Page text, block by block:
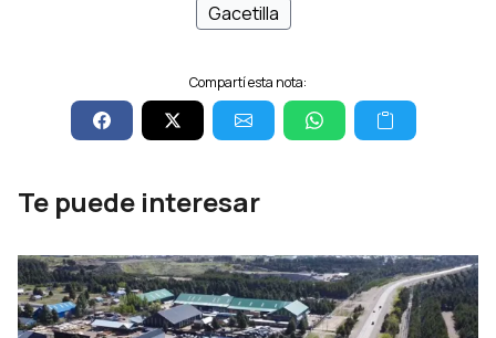
Gacetilla
Compartí esta nota:
Te puede interesar